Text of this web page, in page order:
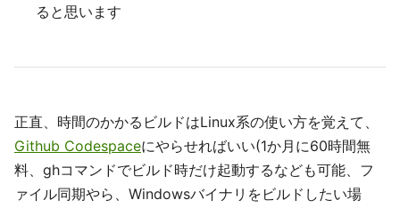
ると思います
正直、時間のかかるビルドはLinux系の使い方を覚えて、
Github Codespaceにやらせればいい(1か月に60時間無
料、ghコマンドでビルド時だけ起動するなども可能、フ
ァイル同期やら、Windowsバイナリをビルドしたい場